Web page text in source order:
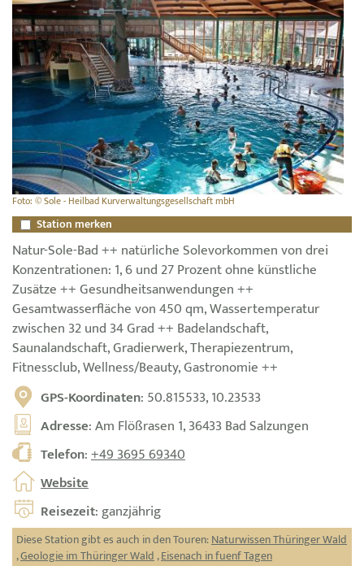
Foto: © Sole - Heilbad Kurverwaltungsgesellschaft mbH
Station merken
Natur-Sole-Bad ++ natürliche Solevorkommen von drei
Konzentrationen: 1, 6 und 27 Prozent ohne künstliche
Zusätze ++ Gesundheitsanwendungen ++
Gesamtwasserfläche von 450 qm, Wassertemperatur
zwischen 32 und 34 Grad ++ Badelandschaft,
Saunalandschaft, Gradierwerk, Therapiezentrum,
Fitnessclub, Wellness/Beauty, Gastronomie ++
GPS-Koordinaten: 50.815533, 10.23533
Adresse: Am Flößrasen 1, 36433 Bad Salzungen
Telefon:+49 3695 69340
Website
Reisezeit: ganzjährig
Diese Station gibt es auch in den Touren:Naturwissen Thüringer Wald
,Geologie im Thüringer Wald,Eisenach in fuenf Tagen